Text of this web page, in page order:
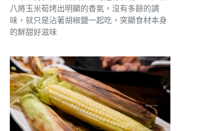
八將玉米筍烤出明顯的香氣，沒有多餘的調
味，就只是沾著胡椒鹽一起吃，突顯食材本身
的鮮甜好滋味